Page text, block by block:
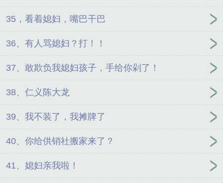
35，看着媳妇，嘴巴干巴
36、有人骂媳妇？打！！
37、敢欺负我媳妇孩子，手给你剁了！
38、仁义陈大龙
39、我不装了，我摊牌了
40、你给供销社搬家来了？
41、媳妇亲我啦！